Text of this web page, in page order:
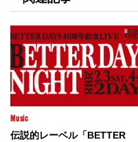
Music
伝説的レーベル「BETTER